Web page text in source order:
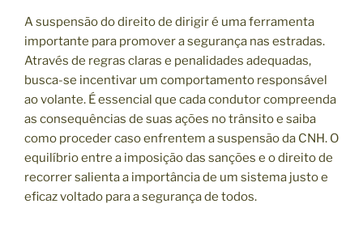
A suspensão do direito de dirigir é uma ferramenta
importante para promover a segurança nas estradas.
Através de regras claras e penalidades adequadas,
busca-se incentivar um comportamento responsável
ao volante. É essencial que cada condutor compreenda
as consequências de suas ações no trânsito e saiba
como proceder caso enfrentem a suspensão da CNH. O
equilíbrio entre a imposição das sanções e o direito de
recorrer salienta a importância de um sistema justo e
eficaz voltado para a segurança de todos.